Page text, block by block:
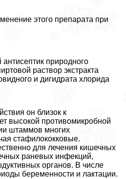
этого препарата при
природного
раствор экстpaкта
и дигидрата хлорида
он близок к
высокой противомикробной
штаммов многих
стафилококковые.
для лечения кишечных
раневых инфекций,
органов. В числе
беременности и лактации.